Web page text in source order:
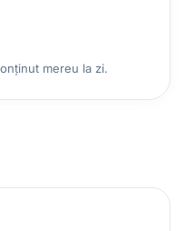
mereu la zi.